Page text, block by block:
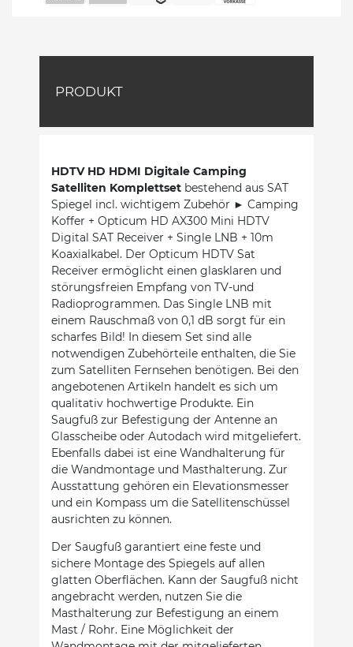
PRODUKT
HDTV HD HDMI Digitale Camping
Satelliten Komplettset bestehend aus SAT
Spiegel incl. wichtigem Zubehör ► Camping
Koffer + Opticum HD AX300 Mini HDTV
Digital SAT Receiver + Single LNB + 10m
Koaxialkabel. Der Opticum HDTV Sat
Receiver ermöglicht einen glasklaren und
störungsfreien Empfang von TV-und
Radioprogrammen. Das Single LNB mit
einem Rauschmaß von 0,1 dB sorgt für ein
scharfes Bild! In diesem Set sind alle
notwendigen Zubehörteile enthalten, die Sie
zum Satelliten Fernsehen benötigen. Bei den
angebotenen Artikeln handelt es sich um
qualitativ hochwertige Produkte. Ein
Saugfuß zur Befestigung der Antenne an
Glasscheibe oder Autodach wird mitgeliefert.
Ebenfalls dabei ist eine Wandhalterung für
die Wandmontage und Masthalterung. Zur
Ausstattung gehören ein Elevationsmesser
und ein Kompass um die Satellitenschüssel
ausrichten zu können.
Der Saugfuß garantiert eine feste und
sichere Montage des Spiegels auf allen
glatten Oberflächen. Kann der Saugfuß nicht
angebracht werden, nutzen Sie die
Masthalterung zur Befestigung an einem
Mast / Rohr. Eine Möglichkeit der